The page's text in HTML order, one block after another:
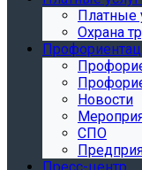
Платные
Охрана
Новости
СПО